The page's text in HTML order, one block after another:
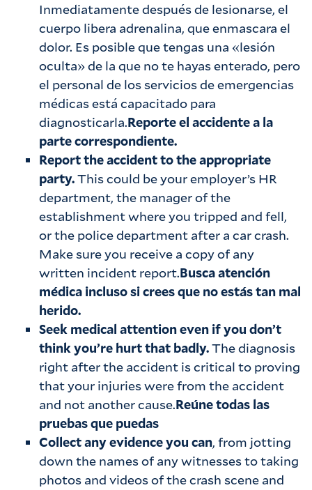
Inmediatamente después de lesionarse, el
cuerpo libera adrenalina, que enmascara el
dolor. Es posible que tengas una «lesión
oculta» de la que no te hayas enterado, pero
el personal de los servicios de emergencias
médicas está capacitado para
diagnosticarla.Reporte el accidente a la
parte correspondiente.
Report the accident to the appropriate
party.This could be your employer’s HR
department, the manager of the
establishment where you tripped and fell,
or the police department after a car crash.
Make sure you receive a copy of any
written incident report.Busca atención
médica incluso si crees que no estás tan mal
herido.
Seek medical attention even if you don’t
think you’re hurt that badly.The diagnosis
right after the accident is critical to proving
that your injuries were from the accident
and not another cause.Reúne todas las
pruebas que puedas
Collect any evidence you can, from jotting
down the names of any witnesses to taking
photos and videos of the crash scene and